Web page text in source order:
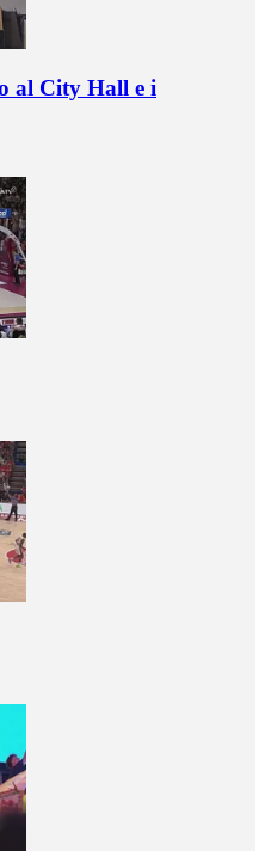
al City Hall e i